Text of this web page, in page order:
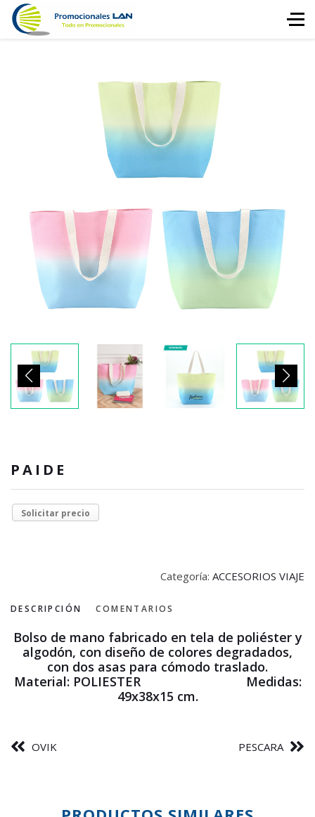
PAIDE
Solicitar precio
Categoría: ACCESORIOS VIAJE
DESCRIPCIÓN COMENTARIOS
Bolso de mano fabricado en tela de poliéster y
algodón, con diseño de colores degradados,
con dos asas para cómodo traslado.
Material: POLIESTER Medidas:
49x38x15 cm.
OVIK PESCARA